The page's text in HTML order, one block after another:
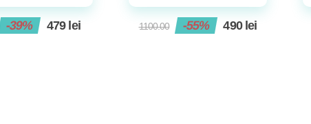
-39% 479 lei 1100.00 -55% 490 lei